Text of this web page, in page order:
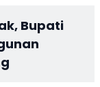
Bupati